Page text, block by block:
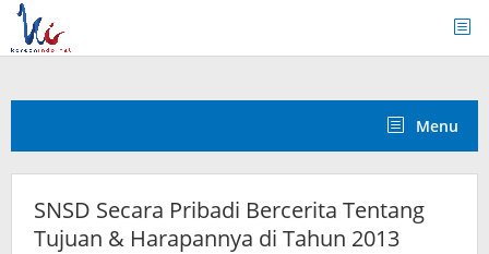
Skip
content
Menu
SNSD Secara Pribadi Bercerita Tentang
Tujuan & Harapannya di Tahun 2013